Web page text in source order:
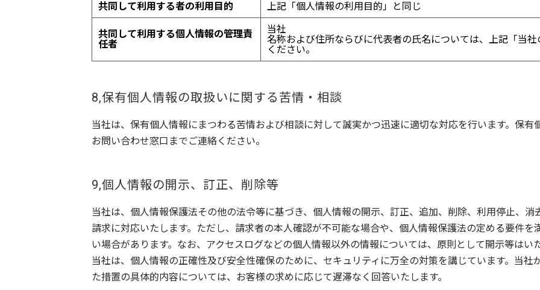
共同して利用する者の利用目的
上記「個人情報の利用目的」と同じ
共同して利用する個人情報の管理責
任者
当社
名称および住所ならびに代表者の氏名については、上記「当
ください。
8,保有個人情報の取扱いに関する苦情・相談
当社は、保有個人情報にまつわる苦情および相談に対して誠実かつ迅速に適切な対応を行います。保
お問い合わせ窓口までご連絡ください。
9,個人情報の開示、訂正、削除等
当社は、個人情報保護法その他の法令等に基づき、個人情報の開示、訂正、追加、削除、利用停止、
請求に対応いたします。ただし、請求者の本人確認が不可能な場合や、個人情報保護法の定める要件
い場合があります。なお、アクセスログなどの個人情報以外の情報については、原則として開示等はい
当社は、個人情報の正確性及び安全性確保のために、セキュリティに万全の対策を講じています。当
た措置の具体的内容については、お客様の求めに応じて遅滞なく回答いたします。